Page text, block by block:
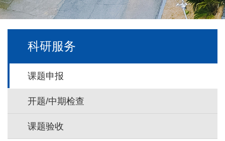
科研服务
课题申报
开题/中期检查
课题验收